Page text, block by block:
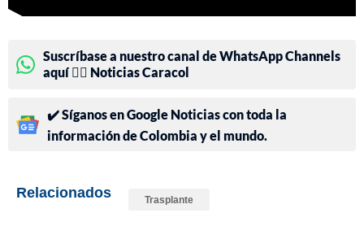
Suscríbase a nuestro canal de WhatsApp Channels
aquí 👉🏻 Noticias Caracol
✔️ Síganos en Google Noticias con toda la
información de Colombia y el mundo.
Relacionados Trasplante